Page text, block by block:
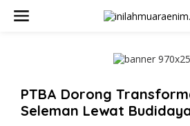
PTBA Dorong
Seleman Lewat